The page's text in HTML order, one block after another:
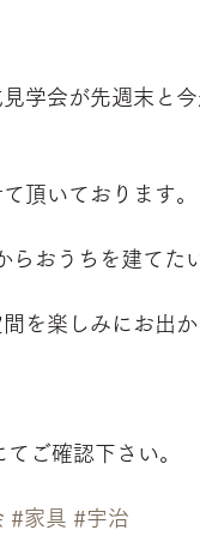
学会が先週末と
頂いております。
らおうちを建てた
を楽しみにお出
てご確認下さい。
#家具 #宇治